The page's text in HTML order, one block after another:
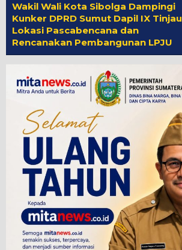
Wakil Wali Kota Sibolga Dampingi
Kunker DPRD Sumut Dapil IX Tinjau
Lokasi Pascabencana dan
Rencanakan Pembangunan LPJU